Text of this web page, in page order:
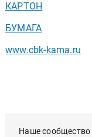
КАРТОН
БУМАГА
www.cbk-kama.ru
Наше сообщество